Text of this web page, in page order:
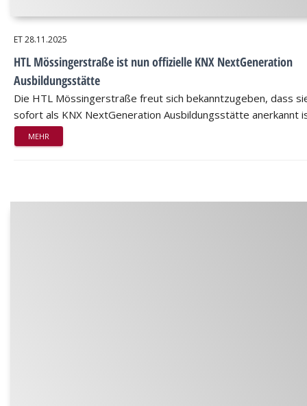
ET28.11.2025
HTL Mössingerstraße ist nun offizielle KNX NextGeneration
Ausbildungsstätte
Die HTL Mössingerstraße freut sich bekanntzugeben, dass
sofort als KNX NextGeneration Ausbildungsstätte anerkannt
MEHR